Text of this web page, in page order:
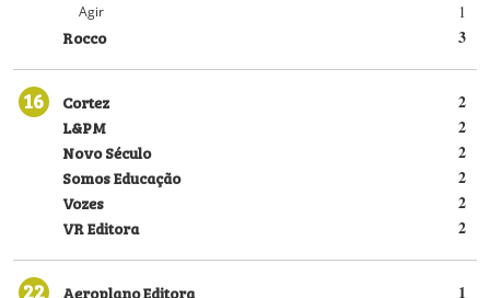
1
Agir
3
Rocco
16 2
Cortez
2
L&PM
2
Novo Século
2
Somos Educação
2
Vozes
2
VR Editora
22 1
Aeroplano Editora